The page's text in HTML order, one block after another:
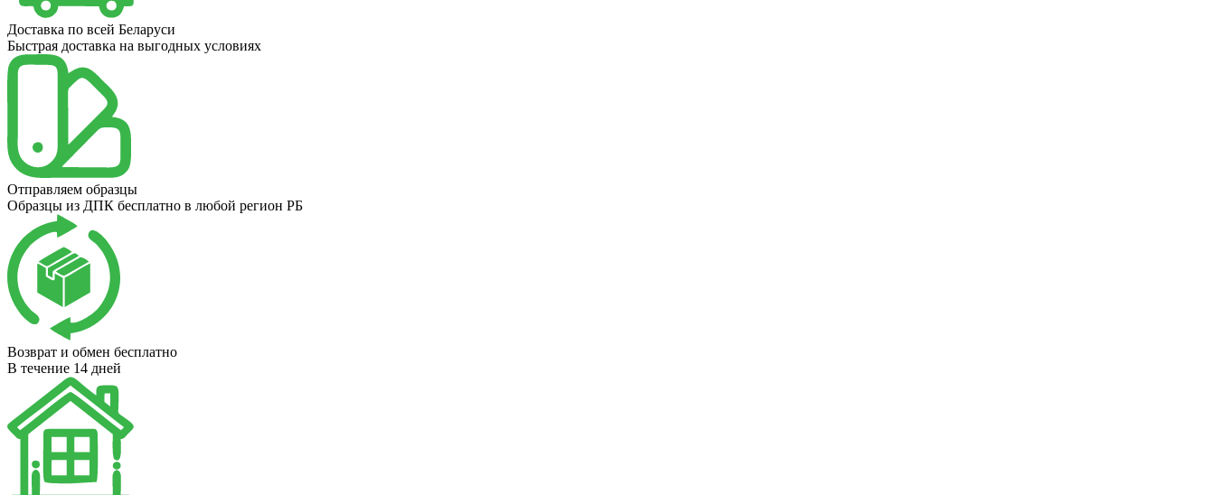
Доставка по всей Беларуси
Быстрая доставка на выгодных условиях
Отправляем образцы
Образцы из ДПК бесплатно в любой регион РБ
Возврат и обмен бесплатно
В течение 14 дней